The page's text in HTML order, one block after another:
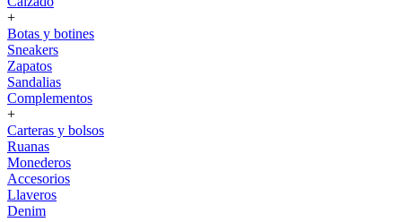
+
Botas y botines
Sneakers
Zapatos
Sandalias
Complementos
+
Carteras y bolsos
Ruanas
Monederos
Accesorios
Llaveros
Denim